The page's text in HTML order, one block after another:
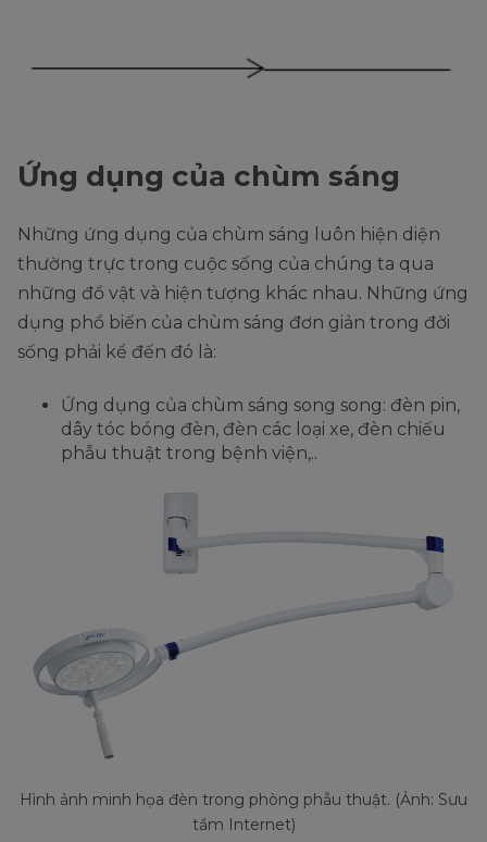
Ứng dụng của chùm sáng
Những ứng dụng của chùm sáng luôn hiện diện
thường trực trong cuộc sống của chúng ta qua
những đồ vật và hiện tượng khác nhau. Những ứng
dụng phổ biến của chùm sáng đơn giản trong đời
sống phải kể đến đó là:
Ứng dụng của chùm sáng song song: đèn pin,
dây tóc bóng đèn, đèn các loại xe, đèn chiếu
phẫu thuật trong bệnh viện,..
Hình ảnh minh họa đèn trong phòng phẫu thuật. (Ảnh: Sưu
tầm Internet)